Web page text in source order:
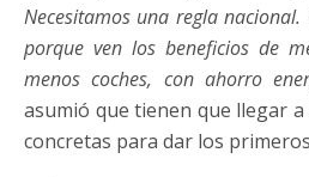
Necesitamos una regla
porque ven los beneficios de
menos coches, con ahorro
asumió que tienen que llegar a
concretas para dar los